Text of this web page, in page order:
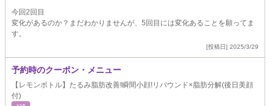
今回2回目
変化があるのか？まだわかりませんが、5回目には変化あることを願ってま
す。
[投稿日] 2025/3/29
予約時のクーポン・メニュー
【レモンボトル】たるみ脂肪改善!瞬間小顔!リバウンド×脂肪分解(後日美顔
付)